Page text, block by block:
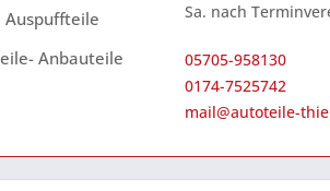
Auspuffteile
Anbauteile
Sa. nach
05705-958130
0174-7525742
mail@autoteile-